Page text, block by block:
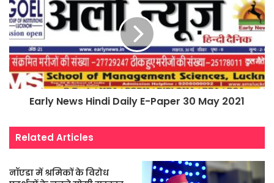
Early News Hindi Daily E-Paper 30 May 2021
Related Articles
नॉएडा में श्रमिकों के विरोध